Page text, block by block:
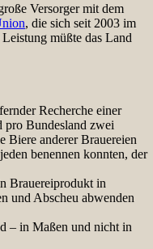
Versorger mit dem
, die sich seit 2003 im
müßte das Land
Recherche einer
pro Bundesland zwei
Biere anderer Brauereien
benennen konnten, der
Brauereiprodukt in
und Abscheu abwenden
– in Maßen und nicht in